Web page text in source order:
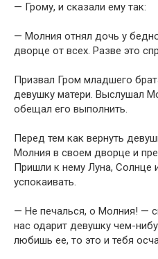
— Грому, и сказали ему так:
— Молния отнял дочь у
дворце от всех. Разве это
Призвал Гром младшего
девушку матери. Выслушал
обещал его выполнить.
Перед тем как вернуть
Молния в своем дворце и
Пришли к нему Луна, Солнце
успокаивать.
— Не печалься, о Молния! —
нас одарит девушку чем-
любишь ее, то это и тебя